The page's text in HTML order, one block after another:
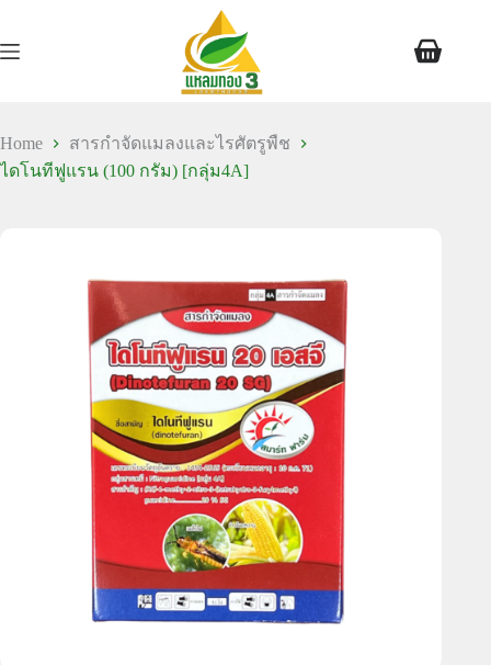
Home
สารกำจัดแมลงและไรศัตรูพืช
ไดโนทีฟูแรน (100 กรัม) [กลุ่ม4A]